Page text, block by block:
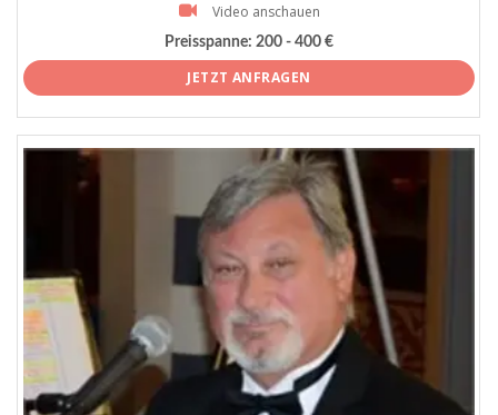
Video anschauen
Preisspanne: 200 - 400 €
JETZT ANFRAGEN